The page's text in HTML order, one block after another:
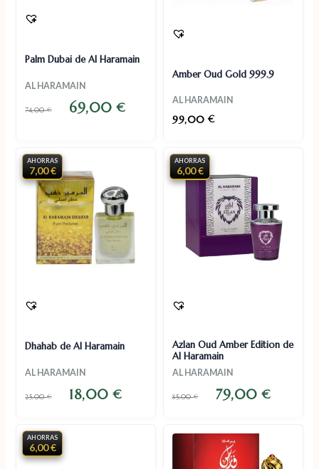
Palm Dubai de Al Haramain
AL HARAMAIN
74,00€ 69,00€
Amber Oud Gold 999.9
AL HARAMAIN
99,00 €
AHORRAS
7,00 €
Dhahab de Al Haramain
AL HARAMAIN
25,00€ 18,00€
AHORRAS
6,00 €
Azlan Oud Amber Edition de
Al Haramain
AL HARAMAIN
85,00€ 79,00€
AHORRAS
6,00 €